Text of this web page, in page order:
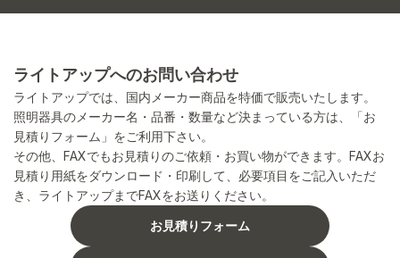
ライトアップへのお問い合わせ
ライトアップでは、国内メーカー商品を特価で販売いたします。
照明器具のメーカー名・品番・数量など決まっている方は、「お
見積りフォーム」をご利用下さい。
その他、FAXでもお見積りのご依頼・お買い物ができます。FAXお
見積り用紙をダウンロード・印刷して、必要項目をご記入いただ
き、ライトアップまでFAXをお送りください。
お見積りフォーム